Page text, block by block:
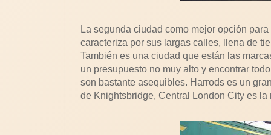
La segunda ciudad como mejor opción para
caracteriza por sus largas calles, llena de
También es una ciudad que están las
un presupuesto no muy alto y encontrar
son bastante asequibles. Harrods es un
de Knightsbridge, Central London City es